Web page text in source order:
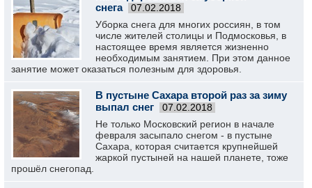
снега
07.02.2018
Уборка снега для многих россиян, в том
числе жителей столицы и Подмосковья, в
настоящее время является жизненно
необходимым занятием. При этом данное
занятие может оказаться полезным для здоровья.
В пустыне Сахара второй раз за зиму
выпал снег
07.02.2018
Не только Московский регион в начале
февраля засыпало снегом - в пустыне
Сахара, которая считается крупнейшей
жаркой пустыней на нашей планете, тоже
прошёл снегопад.